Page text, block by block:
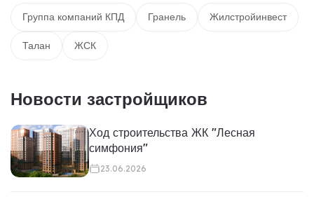
Группа компаний КПД Гранель Жилстройинвест
Талан ЖСК
Новости застройщиков
Ход строительства ЖК "Лесная
симфония"
23.06.2026